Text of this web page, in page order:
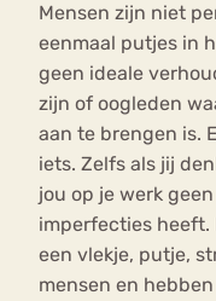
Mensen zijn niet
eenmaal putjes in
geen ideale
zijn of oogleden
aan te brengen is.
iets. Zelfs als jij
jou op je werk
imperfecties heeft.
een vlekje, putje,
mensen en